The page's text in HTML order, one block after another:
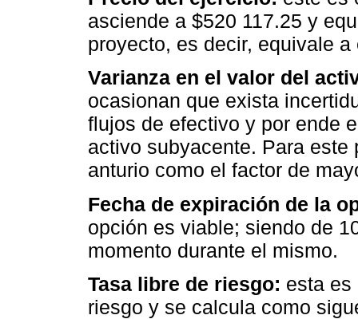
asciende a $520 117.25 y
proyecto, es decir, equivale
Varianza en el valor del
ocasionan que exista
flujos de efectivo y por ende
activo subyacente. Para
anturio como el factor de
Fecha de expiración de la
opción es viable; siendo de
momento durante el mismo.
Tasa libre de riesgo: esta es
riesgo y se calcula como